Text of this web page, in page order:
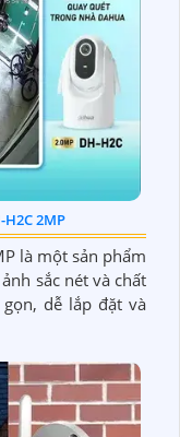
H2C 2MP
là một sản phẩm
sắc nét và chất
dễ lắp đặt và